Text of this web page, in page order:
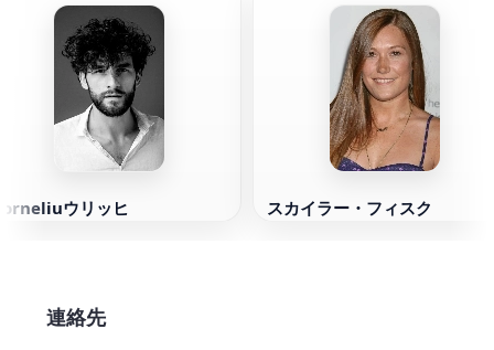
ウリッヒ スカイラー・フィスク
連絡先